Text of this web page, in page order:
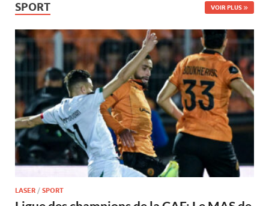
SPORT VOIR PLUS
LASER / SPORT